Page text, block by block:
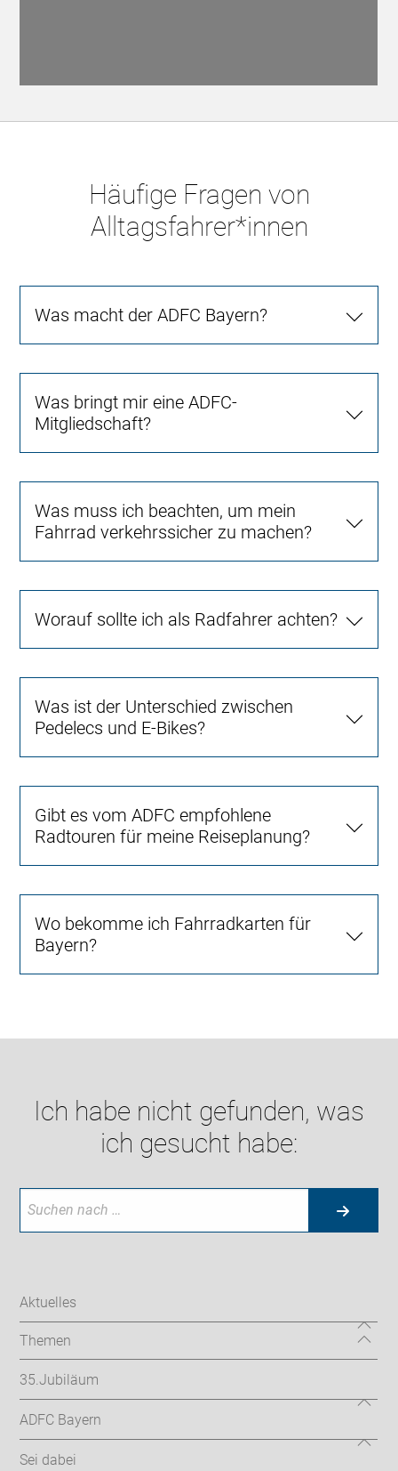
Häufige Fragen von
Alltagsfahrer*innen
Was macht der ADFC Bayern?
Was bringt mir eine ADFC-
Mitgliedschaft?
Was muss ich beachten, um mein
Fahrrad verkehrssicher zu machen?
Worauf sollte ich als Radfahrer achten?
Was ist der Unterschied zwischen
Pedelecs und E-Bikes?
Gibt es vom ADFC empfohlene
Radtouren für meine Reiseplanung?
Wo bekomme ich Fahrradkarten für
Bayern?
Ich habe nicht gefunden, was
ich gesucht habe:
Aktuelles
Themen
35.Jubiläum
ADFC Bayern
Sei dabei